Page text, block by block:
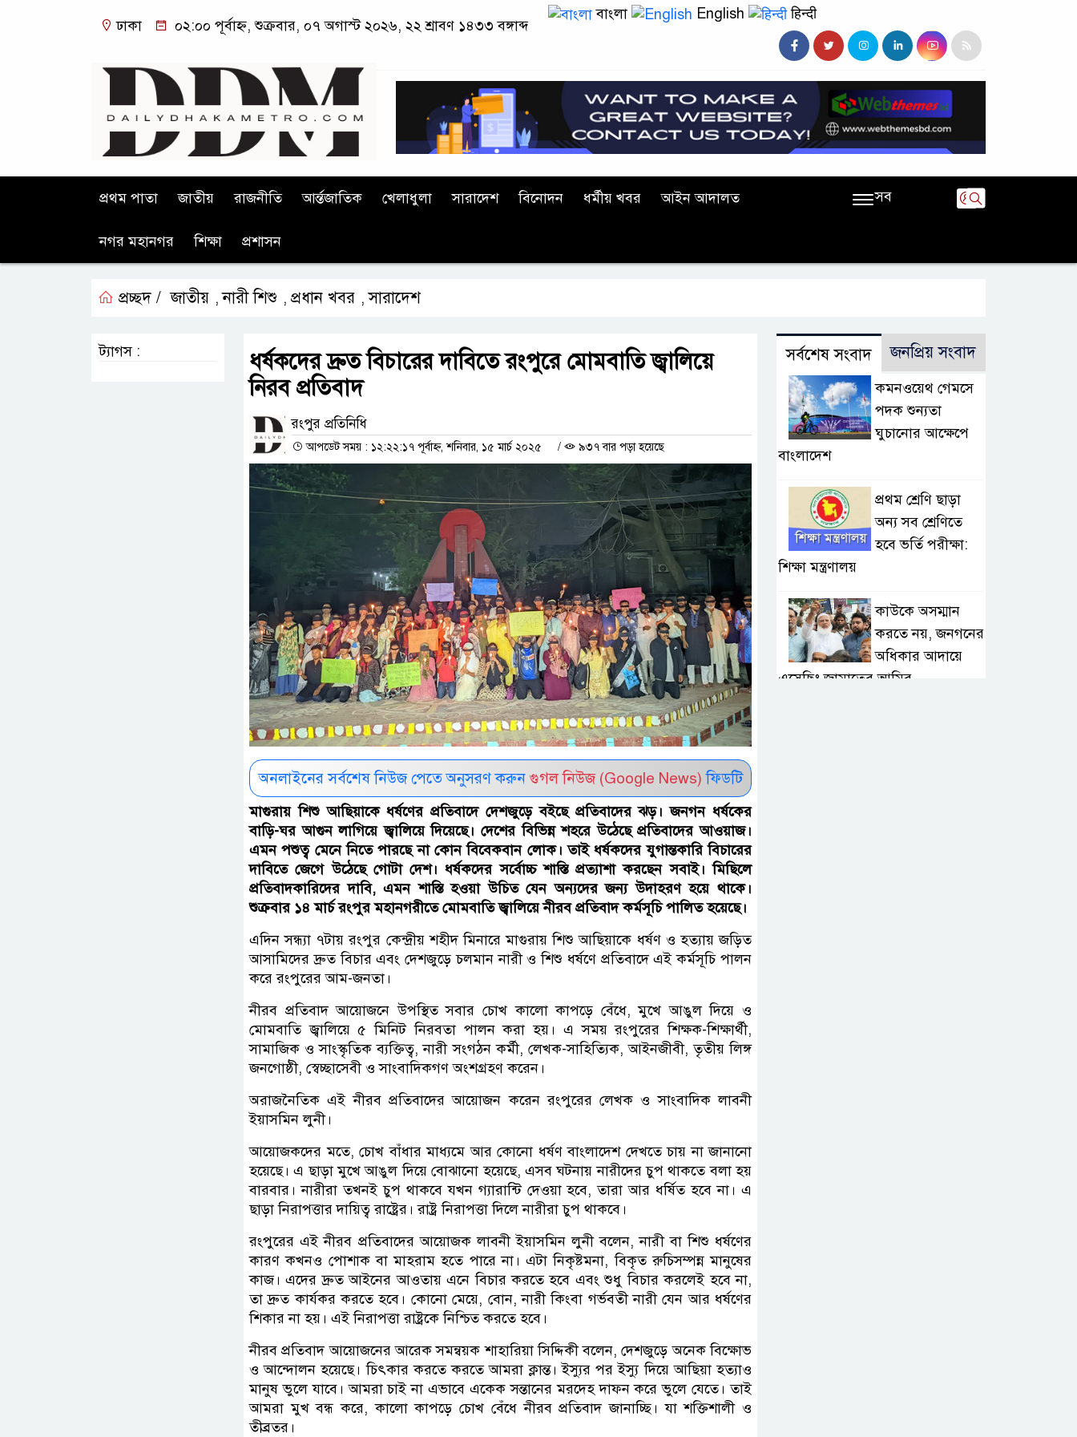
ঢাকা ০২:০০ পূর্বাহ্ন, শুক্রবার, ০৭ অগাস্ট ২০২৬, ২২ শ্রাবণ ১৪৩৩ বঙ্গাব্দ
বাংলা English हिन्दी
প্রথম পাতা জাতীয় রাজনীতি আর্ন্তজাতিক খেলাধুলা সারাদেশ বিনোদন ধর্মীয় খবর আইন আদালত
নগর মহানগর শিক্ষা প্রশাসন
সব
প্রচ্ছদ / জাতীয় ,নারী শিশু , প্রধান খবর ,সারাদেশ
ধর্ষকদের দ্রুত বিচারের দাবিতে রংপুরে মোমবাতি জ্বালিয়ে
নিরব প্রতিবাদ
রংপুর প্রতিনিধি
আপডেট সময় : ১২:২২:১৭ পূর্বাহ্ন, শনিবার, ১৫ মার্চ ২০২৫ / ৯৩৭ বার পড়া হয়েছে
অনলাইনের সর্বশেষ নিউজ পেতে অনুসরণ করুন গুগল নিউজ (Google News) ফিডটি
মাগুরায় শিশু আছিয়াকে ধর্ষণের প্রতিবাদে দেশজুড়ে বইছে প্রতিবাদের ঝড়। জনগন ধর্ষকের
বাড়ি-ঘর আগুন লাগিয়ে জ্বালিয়ে দিয়েছে। দেশের বিভিন্ন শহরে উঠেছে প্রতিবাদের আওয়াজ।
এমন পশুত্ব মেনে নিতে পারছে না কোন বিবেকবান লোক। তাই ধর্ষকদের যুগান্তকারি বিচারের
দাবিতে জেগে উঠেছে গোটা দেশ। ধর্ষকদের সর্বোচ্চ শাস্তি প্রত্যাশা করছেন সবাই। মিছিলে
প্রতিবাদকারিদের দাবি, এমন শাস্তি হওয়া উচিত যেন অন্যদের জন্য উদাহরণ হয়ে থাকে।
শুক্রবার ১৪ মার্চ রংপুর মহানগরীতে মোমবাতি জ্বালিয়ে নীরব প্রতিবাদ কর্মসূচি পালিত হয়েছে।
এদিন সন্ধ্যা ৭টায় রংপুর কেন্দ্রীয় শহীদ মিনারে মাগুরায় শিশু আছিয়াকে ধর্ষণ ও হত্যায় জড়িত
আসামিদের দ্রুত বিচার এবং দেশজুড়ে চলমান নারী ও শিশু ধর্ষণে প্রতিবাদে এই কর্মসূচি পালন
করে রংপুরের আম-জনতা।
নীরব প্রতিবাদ আয়োজনে উপস্থিত সবার চোখ কালো কাপড়ে বেঁধে, মুখে আঙুল দিয়ে ও
মোমবাতি জ্বালিয়ে ৫ মিনিট নিরবতা পালন করা হয়। এ সময় রংপুরের শিক্ষক-শিক্ষার্থী,
সামাজিক ও সাংস্কৃতিক ব্যক্তিত্ব, নারী সংগঠন কর্মী, লেখক-সাহিত্যিক, আইনজীবী, তৃতীয় লিঙ্গ
জনগোষ্ঠী, স্বেচ্ছাসেবী ও সাংবাদিকগণ অংশগ্রহণ করেন।
অরাজনৈতিক এই নীরব প্রতিবাদের আয়োজন করেন রংপুরের লেখক ও সাংবাদিক লাবনী
ইয়াসমিন লুনী।
আয়োজকদের মতে, চোখ বাঁধার মাধ্যমে আর কোনো ধর্ষণ বাংলাদেশ দেখতে চায় না জানানো
হয়েছে। এ ছাড়া মুখে আঙুল দিয়ে বোঝানো হয়েছে, এসব ঘটনায় নারীদের চুপ থাকতে বলা হয়
বারবার। নারীরা তখনই চুপ থাকবে যখন গ্যারান্টি দেওয়া হবে, তারা আর ধর্ষিত হবে না। এ
ছাড়া নিরাপত্তার দায়িত্ব রাষ্ট্রের। রাষ্ট্র নিরাপত্তা দিলে নারীরা চুপ থাকবে।
রংপুরের এই নীরব প্রতিবাদের আয়োজক লাবনী ইয়াসমিন লুনী বলেন, নারী বা শিশু ধর্ষণের
কারণ কখনও পোশাক বা মাহরাম হতে পারে না। এটা নিকৃষ্টমনা, বিকৃত রুচিসম্পন্ন মানুষের
কাজ। এদের দ্রুত আইনের আওতায় এনে বিচার করতে হবে এবং শুধু বিচার করলেই হবে না,
তা দ্রুত কার্যকর করতে হবে। কোনো মেয়ে, বোন, নারী কিংবা গর্ভবতী নারী যেন আর ধর্ষণের
শিকার না হয়। এই নিরাপত্তা রাষ্ট্রকে নিশ্চিত করতে হবে।
নীরব প্রতিবাদ আয়োজনের আরেক সমন্বয়ক শাহারিয়া সিদ্দিকী বলেন, দেশজুড়ে অনেক বিক্ষোভ
ও আন্দোলন হয়েছে। চিৎকার করতে করতে আমরা ক্লান্ত। ইস্যুর পর ইস্যু দিয়ে আছিয়া হত্যাও
মানুষ ভুলে যাবে। আমরা চাই না এভাবে একেক সন্তানের মরদেহ দাফন করে ভুলে যেতে। তাই
আমরা মুখ বন্ধ করে, কালো কাপড়ে চোখ বেঁধে নীরব প্রতিবাদ জানাচ্ছি। যা শক্তিশালী ও
তীব্রতর।
ট্যাগস : সর্বশেষ সংবাদ জনপ্রিয় সংবাদ
কমনওয়েথ গেমসে
পদক শুন্যতা
ঘুচানোর আক্ষেপে
বাংলাদেশ
প্রথম শ্রেণি ছাড়া
অন্য সব শ্রেণিতে
হবে ভর্তি পরীক্ষা:
শিক্ষা মন্ত্রণালয়
কাউকে অসম্মান
করতে নয়, জনগনের
অধিকার আদায়ে
এসেছিঃ জামাতের আমির